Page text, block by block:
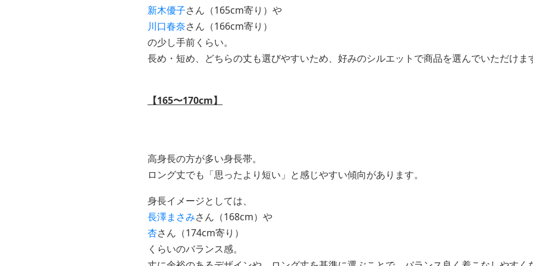
新木優子さん（165cm寄り）や
川口春奈さん（166cm寄り）
の少し手前くらい。
長め・短め、どちらの丈も選びやすいため、好みのシルエットで商品を選んでいただけま
【165〜170cm】
高身長の方が多い身長帯。
ロング丈でも「思ったより短い」と感じやすい傾向があります。
身長イメージとしては、
長澤まさみさん（168cm）や
杏さん（174cm寄り）
くらいのバランス感。